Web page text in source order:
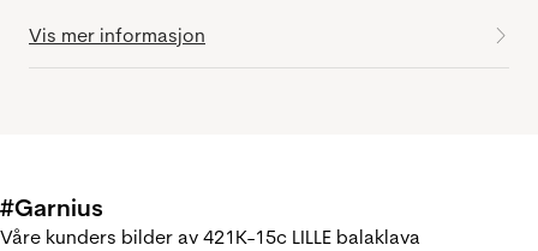
Vis mer informasjon
#Garnius
Våre kunders bilder av 421K-15c LILLE balaklava